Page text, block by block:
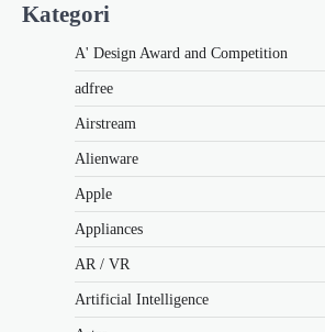
Kategori
A' Design Award and Competition
adfree
Airstream
Alienware
Apple
Appliances
AR / VR
Artificial Intelligence